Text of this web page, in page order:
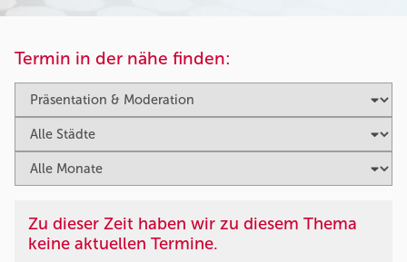
Termin in der nähe finden:
Zu dieser Zeit haben wir zu diesem Thema
keine aktuellen Termine.